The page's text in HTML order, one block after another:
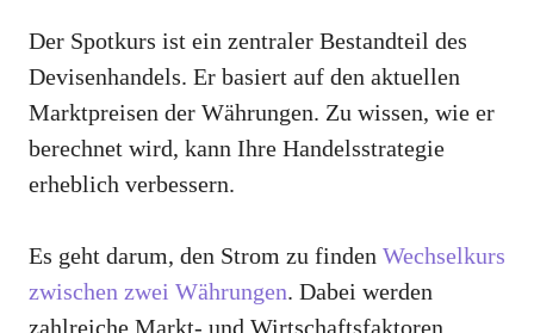
Der Spotkurs ist ein zentraler Bestandteil des
Devisenhandels. Er basiert auf den aktuellen
Marktpreisen der Währungen. Zu wissen, wie er
berechnet wird, kann Ihre Handelsstrategie
erheblich verbessern.
Es geht darum, den Strom zu finden Wechselkurs
zwischen zwei Währungen. Dabei werden
zahlreiche Markt- und Wirtschaftsfaktoren